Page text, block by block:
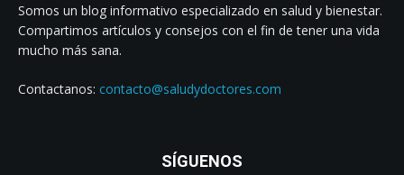
Somos un blog informativo especializado en salud y bienestar.
Compartimos artículos y consejos con el fin de tener una vida
mucho más sana.
Contactanos: contacto@saludydoctores.com
SÍGUENOS